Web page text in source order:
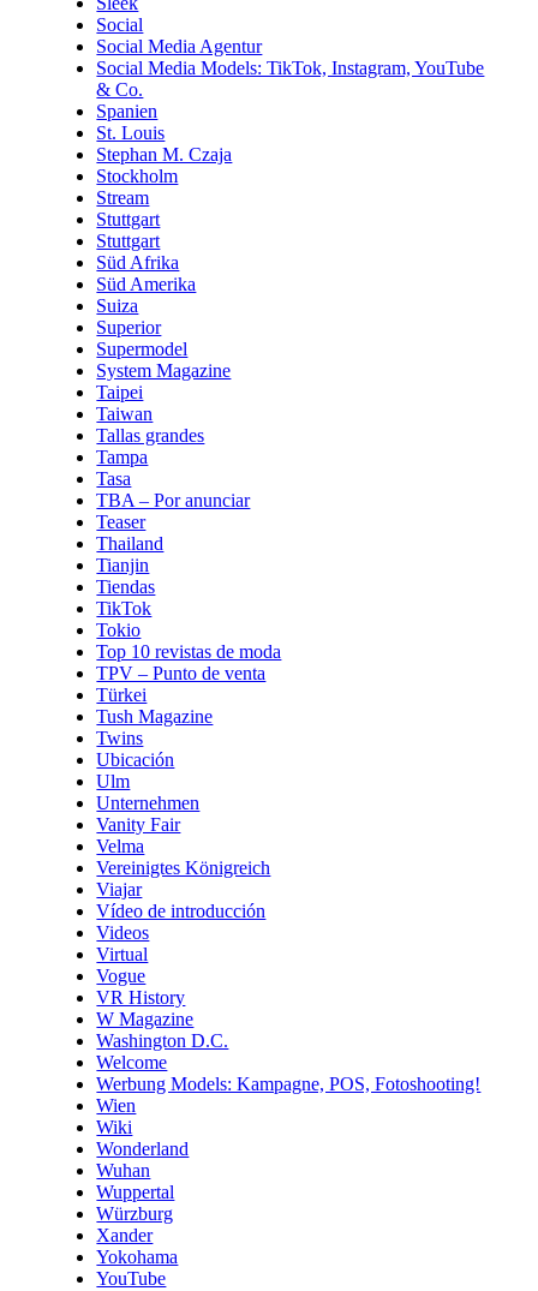
Social
Social Media Agentur
Social Media Models: TikTok, Instagram, YouTube
& Co.
Spanien
St. Louis
Stephan M. Czaja
Stockholm
Stream
Stuttgart
Stuttgart
Süd Afrika
Süd Amerika
Suiza
Superior
Supermodel
System Magazine
Taipei
Taiwan
Tallas grandes
Tampa
Tasa
TBA – Por anunciar
Teaser
Thailand
Tianjin
Tiendas
TikTok
Tokio
Top 10 revistas de moda
TPV – Punto de venta
Türkei
Tush Magazine
Twins
Ubicación
Ulm
Unternehmen
Vanity Fair
Velma
Vereinigtes Königreich
Viajar
Vídeo de introducción
Videos
Virtual
Vogue
VR History
W Magazine
Washington D.C.
Welcome
Werbung Models: Kampagne, POS, Fotoshooting!
Wien
Wiki
Wonderland
Wuhan
Wuppertal
Würzburg
Xander
Yokohama
YouTube